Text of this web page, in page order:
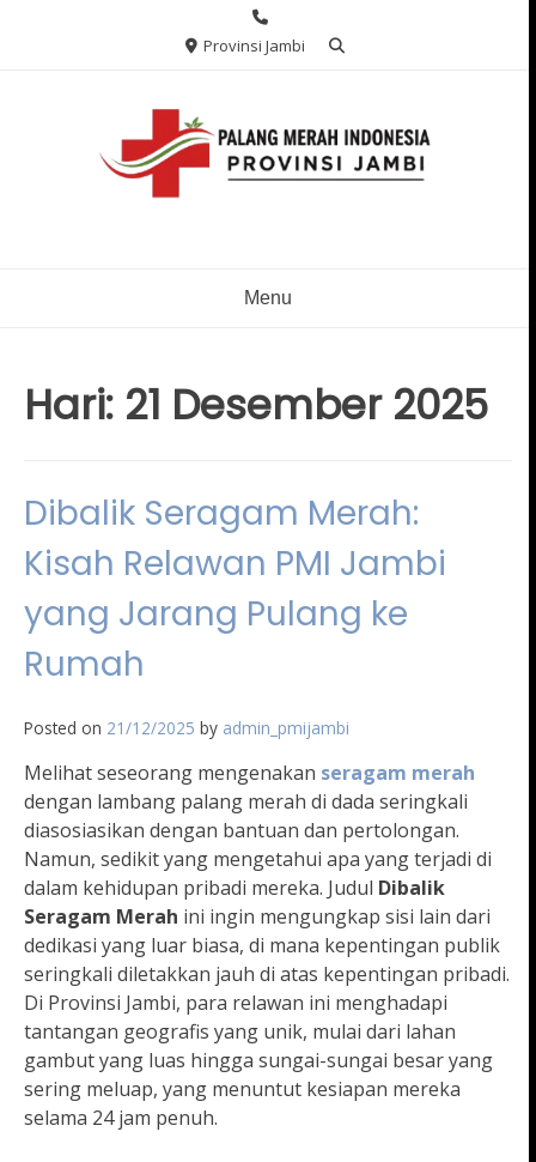
Provinsi Jambi
Menu
Hari: 21 Desember 2025
Dibalik Seragam Merah:
Kisah Relawan PMI Jambi
yang Jarang Pulang ke
Rumah
Posted on 21/12/2025 by admin_pmijambi
Melihat seseorang mengenakan seragam merah
dengan lambang palang merah di dada seringkali
diasosiasikan dengan bantuan dan pertolongan.
Namun, sedikit yang mengetahui apa yang terjadi di
dalam kehidupan pribadi mereka. Judul Dibalik
Seragam Merah ini ingin mengungkap sisi lain dari
dedikasi yang luar biasa, di mana kepentingan publik
seringkali diletakkan jauh di atas kepentingan pribadi.
Di Provinsi Jambi, para relawan ini menghadapi
tantangan geografis yang unik, mulai dari lahan
gambut yang luas hingga sungai-sungai besar yang
sering meluap, yang menuntut kesiapan mereka
selama 24 jam penuh.